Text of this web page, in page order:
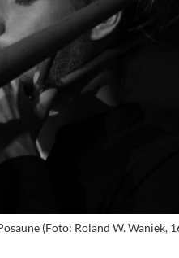
(Foto: Roland W. Waniek,